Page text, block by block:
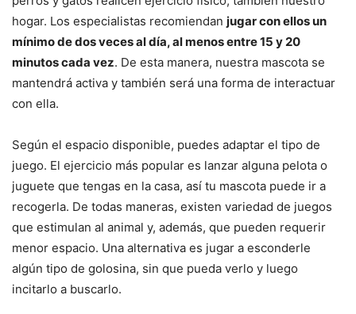
hogar. Los especialistas recomiendan jugar con ellos un
mínimo de dos veces al día, al menos entre 15 y 20
minutos cada vez. De esta manera, nuestra mascota se
mantendrá activa y también será una forma de interactuar
con ella.
Según el espacio disponible, puedes adaptar el tipo de
juego. El ejercicio más popular es lanzar alguna pelota o
juguete que tengas en la casa, así tu mascota puede ir a
recogerla. De todas maneras, existen variedad de juegos
que estimulan al animal y, además, que pueden requerir
menor espacio. Una alternativa es jugar a esconderle
algún tipo de golosina, sin que pueda verlo y luego
incitarlo a buscarlo.